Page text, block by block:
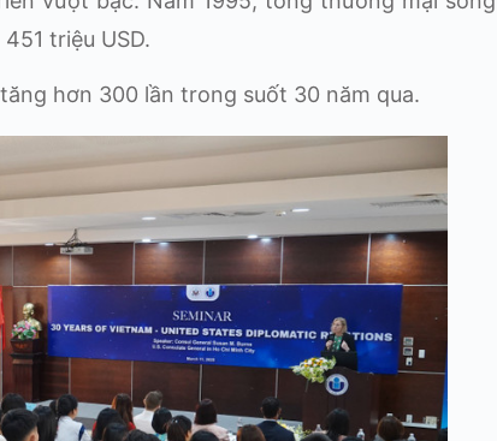
triệu USD.
hơn 300 lần trong suốt 30 năm qua.